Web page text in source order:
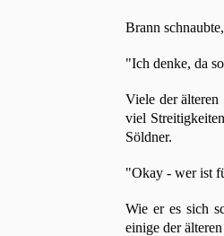
Brann
"Ich denke, da
Viele der
viel
Söldner.
"Okay - wer ist
Wie er es sich
einige der